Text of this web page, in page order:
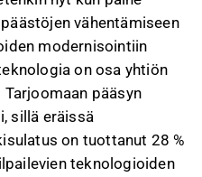
vähentämiseen
modernisointiin
on osa yhtiön
pääsyn
sillä eräissä
on tuottanut 28 %
teknologioiden